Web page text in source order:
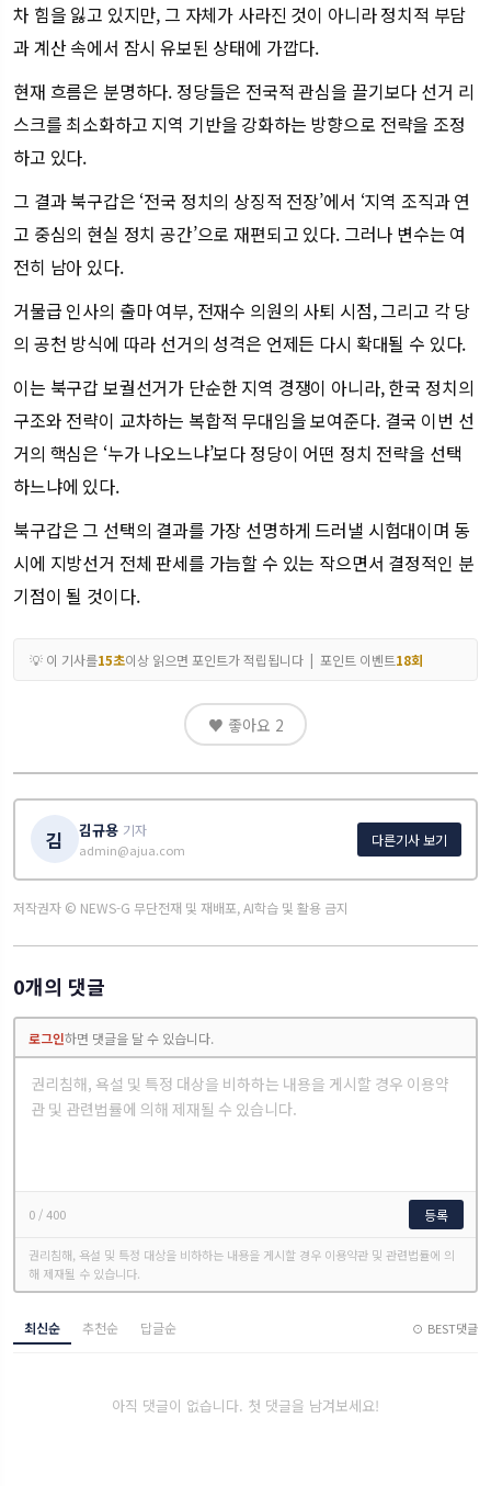
차 힘을 잃고 있지만, 그 자체가 사라진 것이 아니라 정치적 부담
과 계산 속에서 잠시 유보된 상태에 가깝다.
현재 흐름은 분명하다. 정당들은 전국적 관심을 끌기보다 선거 리
스크를 최소화하고 지역 기반을 강화하는 방향으로 전략을 조정
하고 있다.
그 결과 북구갑은 ‘전국 정치의 상징적 전장’에서 ‘지역 조직과 연
고 중심의 현실 정치 공간’으로 재편되고 있다. 그러나 변수는 여
전히 남아 있다.
거물급 인사의 출마 여부, 전재수 의원의 사퇴 시점, 그리고 각 당
의 공천 방식에 따라 선거의 성격은 언제든 다시 확대될 수 있다.
이는 북구갑 보궐선거가 단순한 지역 경쟁이 아니라, 한국 정치의
구조와 전략이 교차하는 복합적 무대임을 보여준다. 결국 이번 선
거의 핵심은 ‘누가 나오느냐’보다 정당이 어떤 정치 전략을 선택
하느냐에 있다.
북구갑은 그 선택의 결과를 가장 선명하게 드러낼 시험대이며 동
시에 지방선거 전체 판세를 가늠할 수 있는 작으면서 결정적인 분
기점이 될 것이다.
💡 이 기사를15초이상 읽으면 포인트가 적립됩니다 | 포인트 이벤트18회
♥ 좋아요 2
김 김규용 기자
admin@ajua.com
다른기사 보기
저작권자 © NEWS-G 무단전재 및 재배포, AI학습 및 활용 금지
0개의 댓글
로그인하면 댓글을 달 수 있습니다.
0/ 400 등록
권리침해, 욕설 및 특정 대상을 비하하는 내용을 게시할 경우 이용약관 및 관련법률에 의
해 제재될 수 있습니다.
최신순 추천순 답글순 ⊙ BEST댓글
아직 댓글이 없습니다. 첫 댓글을 남겨보세요!